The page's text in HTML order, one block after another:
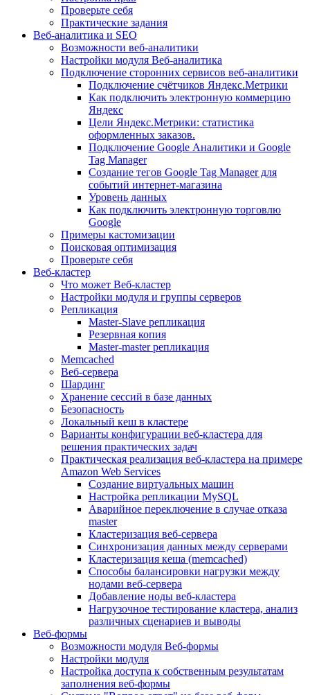
Проверьте себя
Практические задания
Веб-аналитика и SEO
Возможности веб-аналитики
Настройки модуля Веб-аналитика
Подключение сторонних сервисов веб-аналитики
Подключение счётчиков Яндекс.Метрики
Как подключить электронную коммерцию
Яндекс
Цели Яндекс.Метрики: статистика
оформленных заказов.
Подключение Google Аналитики и Google
Tag Manager
Создание тегов Google Tag Manager для
событий интернет-магазина
Уровень данных
Как подключить электронную торговлю
Google
Примеры кастомизации
Поисковая оптимизация
Проверьте себя
Веб-кластер
Что может Веб-кластер
Настройки модуля и группы серверов
Репликация
Master-Slave репликация
Резервная копия
Master-master репликация
Memcached
Веб-сервера
Шардинг
Хранение сессий в базе данных
Безопасность
Локальный кеш в кластере
Варианты конфигурации веб-кластера для
решения практических задач
Практическая реализация веб-кластера на примере
Amazon Web Services
Создание виртуальных машин
Настройка репликации MySQL
Аварийное переключение в случае отказа
master
Кластеризация веб-сервера
Синхронизация данных между серверами
Кластеризация кеша (memcached)
Способы балансировки нагрузки между
нодами веб-сервера
Добавление ноды веб-кластера
Нагрузочное тестирование кластера, анализ
различных сценариев и выводы
Веб-формы
Возможности модуля Веб-формы
Настройки модуля
Настройка доступа к собственным результатам
заполнения веб-формы